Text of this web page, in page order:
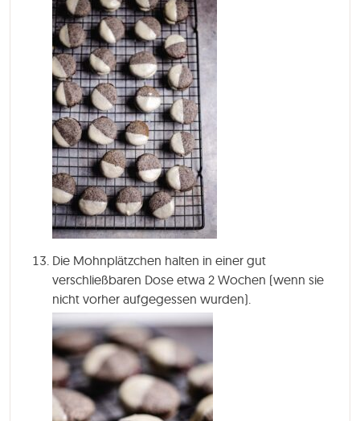
Die Mohnplätzchen halten in einer gut
verschließbaren Dose etwa 2 Wochen (wenn sie
nicht vorher aufgegessen wurden).